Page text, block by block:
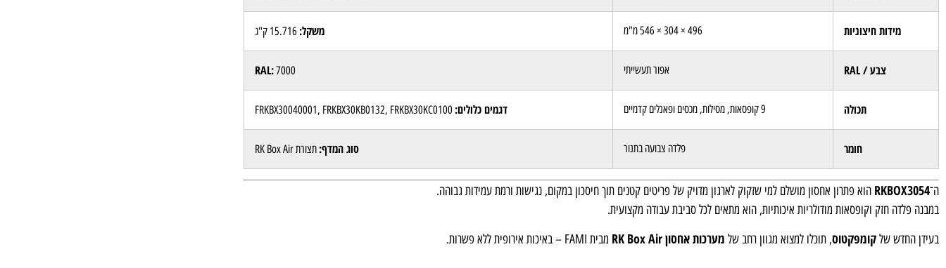
מידות חיצוניות 496 × 304 × 546 מ"מ משקל:
צבע / RAL אפור תעשייתי RAL:7000
תכולה 9 קופסאות, מסילות, מכסים ופאנלים קדמיים דגמים כלולים:
חומר פלדה צבועה בתנור סוג המדף: תצורת RK Box Air
ה־RKBOX3054 הוא פתרון אחסון מושלם למי שזקוק לארגון מדויק של פריטים קטנים תוך חיסכון במקום, נגישות ורמת עמידות גבוהה.
במבנה פלדה חזק וקופסאות מודולריות איכותיות, הוא מתאים לכל סביבת עבודה מקצועית.
בעידן החדש שלקומפקטוס, תוכלו למצוא מגוון רחב של מערכות אחסון RK Box Air מבית FAMI – באיכות אירופית ללא פשרות.